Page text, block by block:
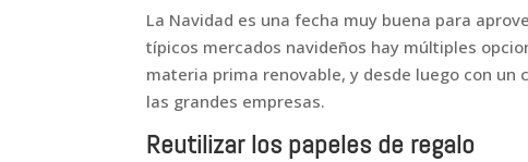
La Navidad es una fecha muy buena para
típicos mercados navideños hay múltiples
materia prima renovable, y desde luego con
las grandes empresas.
Reutilizar los papeles de regalo